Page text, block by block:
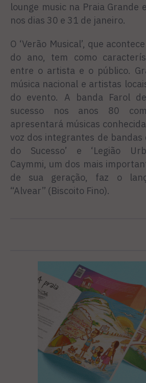
lounge music na Praia Grande
nos dias 30 e 31 de janeiro.
O ‘Verão Musical’, que
do ano, tem como
entre o artista e o público.
música nacional e artistas
do evento. A banda Farol
sucesso nos anos 80
apresentará músicas
voz dos integrantes de bandas
do Sucesso’ e ‘Legião
Caymmi, um dos mais
de sua geração, faz o
“Alvear” (Biscoito Fino).